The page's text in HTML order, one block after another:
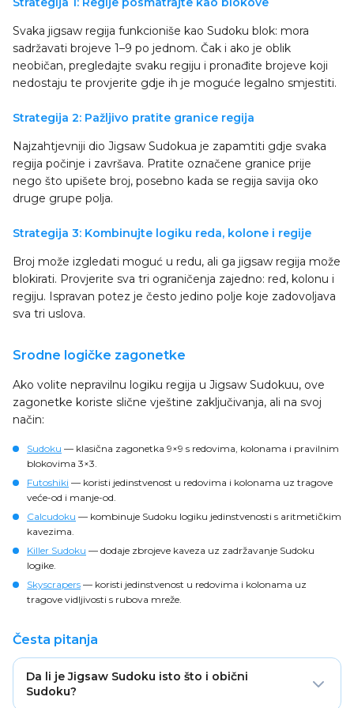
Svaka jigsaw regija funkcioniše kao Sudoku blok: mora
sadržavati brojeve 1–9 po jednom. Čak i ako je oblik
neobičan, pregledajte svaku regiju i pronađite brojeve koji
nedostaju te provjerite gdje ih je moguće legalno smjestiti.
Strategija 2: Pažljivo pratite granice regija
Najzahtjevniji dio Jigsaw Sudokua je zapamtiti gdje svaka
regija počinje i završava. Pratite označene granice prije
nego što upišete broj, posebno kada se regija savija oko
druge grupe polja.
Strategija 3: Kombinujte logiku reda, kolone i regije
Broj može izgledati moguć u redu, ali ga jigsaw regija može
blokirati. Provjerite sva tri ograničenja zajedno: red, kolonu i
regiju. Ispravan potez je često jedino polje koje zadovoljava
sva tri uslova.
Srodne logičke zagonetke
Ako volite nepravilnu logiku regija u Jigsaw Sudokuu, ove
zagonetke koriste slične vještine zaključivanja, ali na svoj
način:
Sudoku — klasična zagonetka 9×9 s redovima, kolonama i pravilnim
blokovima 3×3.
Futoshiki — koristi jedinstvenost u redovima i kolonama uz tragove
veće-od i manje-od.
Calcudoku — kombinuje Sudoku logiku jedinstvenosti s aritmetičkim
kavezima.
Killer Sudoku — dodaje zbrojeve kaveza uz zadržavanje Sudoku
logike.
Skyscrapers — koristi jedinstvenost u redovima i kolonama uz
tragove vidljivosti s rubova mreže.
Česta pitanja
Da li je Jigsaw Sudoku isto što i obični
Sudoku?